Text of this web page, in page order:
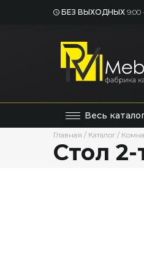
БЕЗ ВЫХОДНЫХ 9:00
Весь
Главная / Каталог /
Стол